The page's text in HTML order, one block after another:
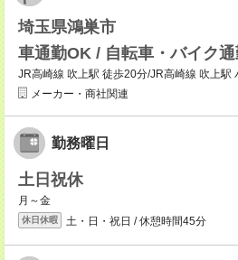
埼玉県鴻巣市
車通勤OK / 自転車・バイク
JR高崎線 吹上駅 徒歩20分/JR高崎線 吹上駅
メーカー・商社関連
勤務曜日
土日祝休
月～金
休日休暇 土・日・祝日 / 休憩時間45分